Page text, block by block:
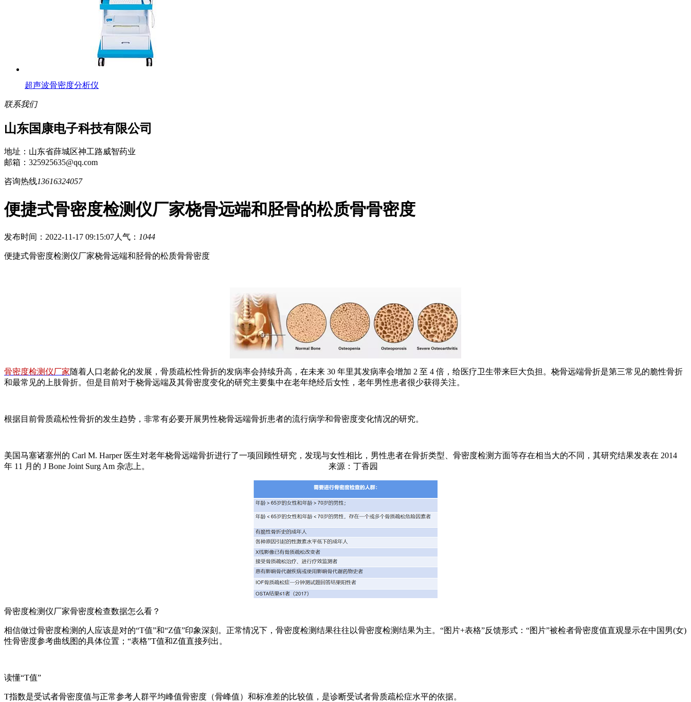
超声波骨密度分析仪
联系我们
山东国康电子科技有限公司
地址：山东省薛城区神工路威智药业
邮箱：325925635@qq.com
咨询热线13616324057
便捷式骨密度检测仪厂家桡骨远端和胫骨的松质骨骨密度
发布时间：2022-11-17 09:15:07人气： 1044
便捷式骨密度检测仪厂家桡骨远端和胫骨的松质骨骨密度
骨密度检测仪厂家随着人口老龄化的发展，骨质疏松性骨折的发病率会持续升高，在未来 30 年里其发病率会增加 2 至 4 倍，给医疗卫生带来巨大负担。桡骨远端骨折是第三常见的脆性骨折
和最常见的上肢骨折。但是目前对于桡骨远端及其骨密度变化的研究主要集中在老年绝经后女性，老年男性患者很少获得关注。
根据目前骨质疏松性骨折的发生趋势，非常有必要开展男性桡骨远端骨折患者的流行病学和骨密度变化情况的研究。
美国马塞诸塞州的 Carl M. Harper 医生对老年桡骨远端骨折进行了一项回顾性研究，发现与女性相比，男性患者在骨折类型、骨密度检测方面等存在相当大的不同，其研究结果发表在 2014
年 11 月的 J Bone Joint Surg Am 杂志上。 来源：丁香园
骨密度检测仪厂家骨密度检查数据怎么看？
相信做过骨密度检测的人应该是对的“T值”和“Z值”印象深刻。正常情况下，骨密度检测结果往往以骨密度检测结果为主。“图片+表格”反馈形式：“图片”被检者骨密度值直观显示在中国男(女)
性骨密度参考曲线图的具体位置；“表格”T值和Z值直接列出。
读懂“T值”
T指数是受试者骨密度值与正常参考人群平均峰值骨密度（骨峰值）和标准差的比较值，是诊断受试者骨质疏松症水平的依据。